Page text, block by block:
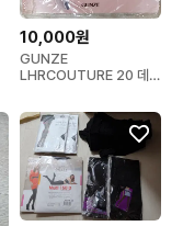
10,000원
GUNZE
LHRCOUTURE 20 데니
스타킹